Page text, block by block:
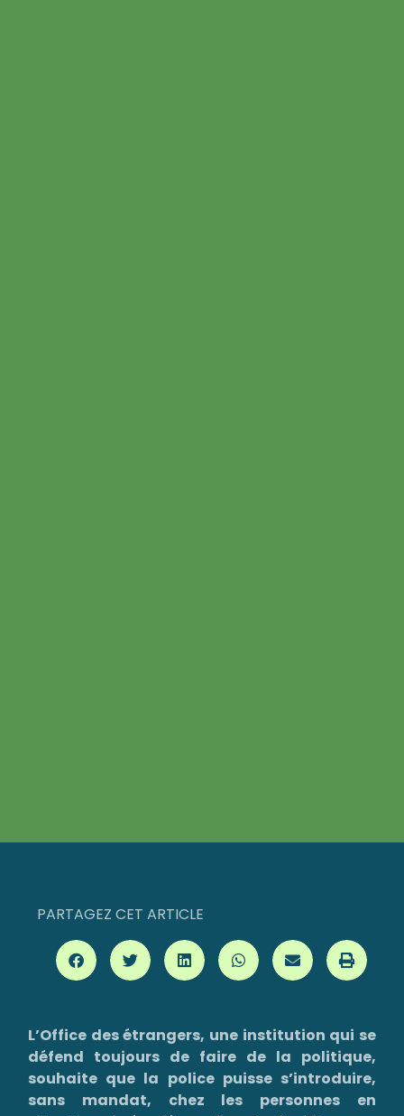
PARTAGEZ CET ARTICLE
L’Office des étrangers, une institution qui se
défend toujours de faire de la politique,
souhaite que la police puisse s’introduire,
sans mandat, chez les personnes en